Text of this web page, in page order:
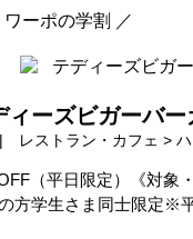
ィーズビガーバー
ストラン・カフェ > ハ
（平日限定）《対象
方学生さま同士限定※